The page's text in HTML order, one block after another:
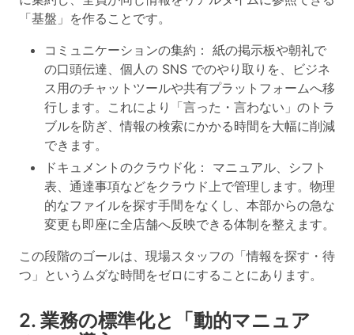
「基盤」を作ることです。
コミュニケーションの集約 ： 紙の掲示板や朝礼で
の口頭伝達、個人の SNS でのやり取りを、ビジネ
ス用のチャットツールや共有プラットフォームへ移
行します。これにより「言った・言わない」のトラ
ブルを防ぎ、情報の検索にかかる時間を大幅に削減
できます。
ドキュメントのクラウド化 ： マニュアル、シフト
表、通達事項などをクラウド上で管理します。物理
的なファイルを探す手間をなくし、本部からの急な
変更も即座に全店舗へ反映できる体制を整えます。
この段階のゴールは、現場スタッフの「情報を探す・待
つ」というムダな時間をゼロにすることにあります。
2. 業務の標準化と「動的マニュア